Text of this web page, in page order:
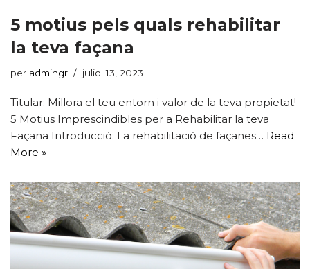
5 motius pels quals rehabilitar
la teva façana
per admingr juliol 13, 2023
Titular: Millora el teu entorn i valor de la teva propietat!
5 Motius Imprescindibles per a Rehabilitar la teva
Façana Introducció: La rehabilitació de façanes… Read
More »